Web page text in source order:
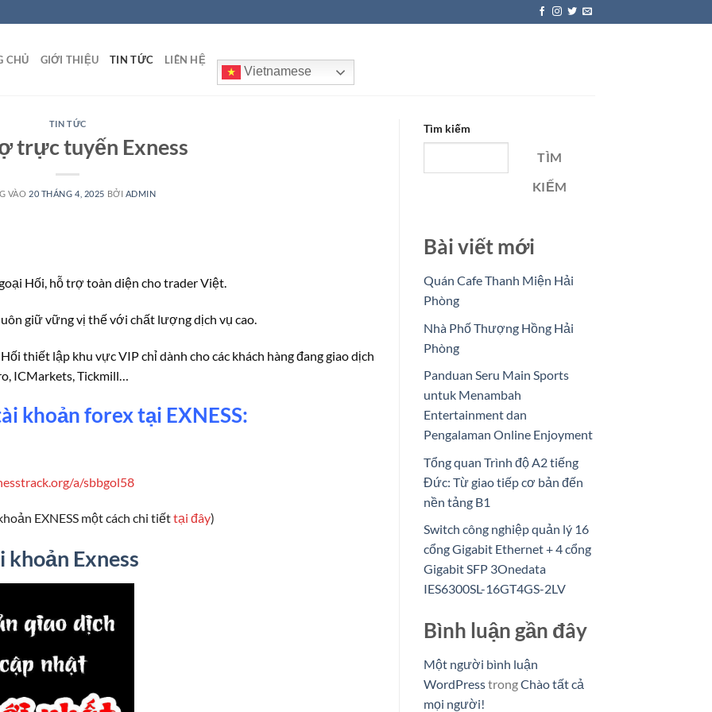
CHỦ GIỚI THIỆU TIN TỨC LIÊN HỆ
Vietnamese
TIN TỨC
trực tuyến Exness
VÀO 20 THÁNG 4, 2025 BỞI ADMIN
Hối, hỗ trợ toàn diện cho trader Việt.
giữ vững vị thế với chất lượng dịch vụ cao.
thiết lập khu vực VIP chỉ dành cho các khách hàng đang giao dịch
ICMarkets, Tickmill…
khoản forex tại EXNESS:
a/sbbgol58
EXNESS một cách chi tiếttại đây)
Exness
Tìm kiếm
TÌM
KIẾM
Bài viết mới
Quán Cafe Thanh Miện Hải
Phòng
Nhà Phố Thượng Hồng Hải
Phòng
Panduan Seru Main Sports
untuk Menambah
Entertainment dan
Pengalaman Online Enjoyment
Tổng quan Trình độ A2 tiếng
Đức: Từ giao tiếp cơ bản đến
nền tảng B1
Switch công nghiệp quản lý 16
cổng Gigabit Ethernet + 4 cổng
Gigabit SFP 3Onedata
IES6300SL-16GT4GS-2LV
Bình luận gần đây
Một người bình luận
WordPresstrongChào tất cả
mọi người!